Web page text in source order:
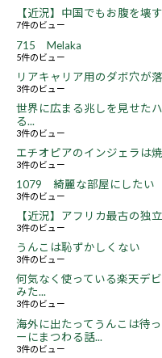
【近況】中国でもお腹を壊
7件のビュー
715 Melaka
5件のビュー
リアキャリア用のダボ穴が
3件のビュー
世界に広まる兆しを見せた
る...
3件のビュー
エチオピアのインジェラは
3件のビュー
1079 綺麗な部屋にしたい
3件のビュー
【近況】アフリカ最古の独
3件のビュー
うんこは恥ずかしくない
3件のビュー
何気なく使っている楽天デ
みた...
3件のビュー
海外に出たってうんこは待
ーにまつわる話...
3件のビュー